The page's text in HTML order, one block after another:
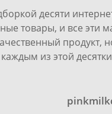
десяти
товары, и все эти
продукт,
из этой